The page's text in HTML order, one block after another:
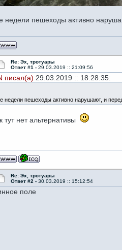
недели пешеходы активно
Re: Эх, тротуары
Ответ #1 - 29.03.2019 :: 21:09:56
писал(а) 29.03.2019 :: 18:28:35:
недели пешеходы активно нарушают, и
тут нет альтернативы
Re: Эх, тротуары
Ответ #2 - 30.03.2019 :: 15:12:54
поле